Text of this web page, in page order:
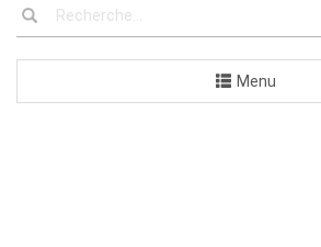
Menu